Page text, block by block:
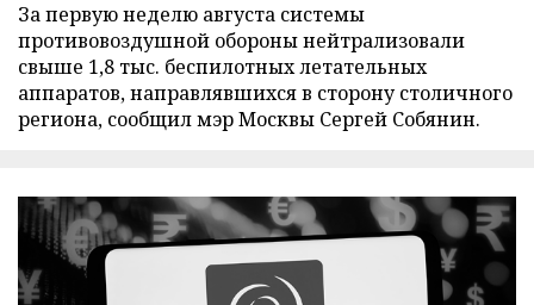
За первую неделю августа системы
противовоздушной обороны нейтрализовали
свыше 1,8 тыс. беспилотных летательных
аппаратов, направлявшихся в сторону столичного
региона, сообщил мэр Москвы Сергей Собянин.